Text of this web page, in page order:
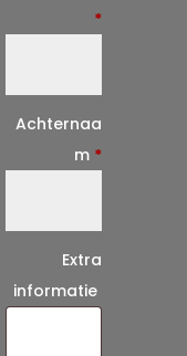
*
Achternaa
m *
Extra
informatie